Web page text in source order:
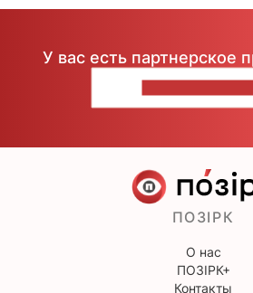
У вас есть партнерское
ПОЗІРК
О нас
ПОЗІРК+
Контакты